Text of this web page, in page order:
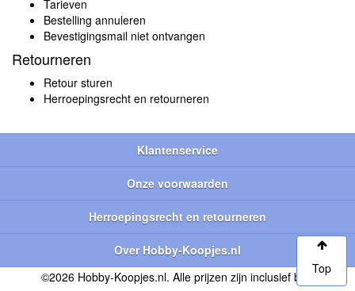
Tarieven
Bestelling annuleren
Bevestigingsmail niet ontvangen
Retourneren
Retour sturen
Herroepingsrecht en retourneren
Klantenservice
Onze voorwaarden
Herroepingsrecht en retourneren
Over Hobby-Koopjes.nl
©2026 Hobby-Koopjes.nl. Alle prijzen zijn inclusief btw.
Top